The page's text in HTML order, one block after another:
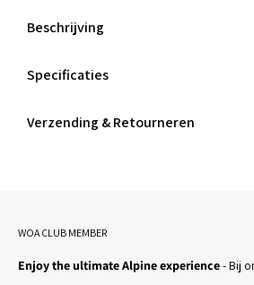
Beschrijving
Specificaties
Verzending & Retourneren
WOA CLUB MEMBER
Enjoy the ultimate Alpine experience- Bij